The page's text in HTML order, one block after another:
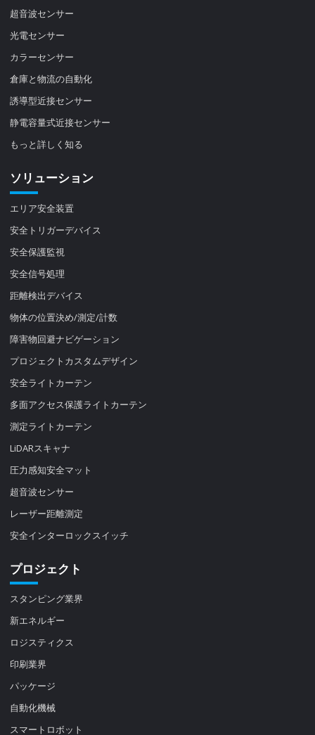
超音波センサー
光電センサー
カラーセンサー
倉庫と物流の自動化
誘導型近接センサー
静電容量式近接センサー
もっと詳しく知る
ソリューション
エリア安全装置
安全トリガーデバイス
安全保護監視
安全信号処理
距離検出デバイス
物体の位置決め/測定/計数
障害物回避ナビゲーション
プロジェクトカスタムデザイン
安全ライトカーテン
多面アクセス保護ライトカーテン
測定ライトカーテン
LiDARスキャナ
圧力感知安全マット
超音波センサー
レーザー距離測定
安全インターロックスイッチ
プロジェクト
スタンピング業界
新エネルギー
ロジスティクス
印刷業界
パッケージ
自動化機械
スマートロボット